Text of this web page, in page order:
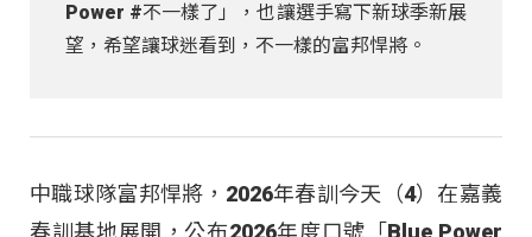
Power #不一樣了」，也讓選手寫下新球季新展
望，希望讓球迷看到，不一樣的富邦悍將。
中職球隊富邦悍將，2026年春訓今天（4）在嘉義
春訓基地展開，公布2026年度口號「Blue Power